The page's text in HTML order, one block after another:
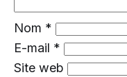
Nom *
E-mail *
Site web